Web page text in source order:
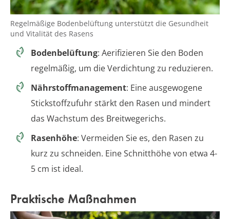
Regelmäßige Bodenbelüftung unterstützt die Gesundheit
und Vitalität des Rasens
Bodenbelüftung: Aerifizieren Sie den Boden
regelmäßig, um die Verdichtung zu reduzieren.
Nährstoffmanagement: Eine ausgewogene
Stickstoffzufuhr stärkt den Rasen und mindert
das Wachstum des Breitwegerichs.
Rasenhöhe: Vermeiden Sie es, den Rasen zu
kurz zu schneiden. Eine Schnitthöhe von etwa 4-
5 cm ist ideal.
Praktische Maßnahmen